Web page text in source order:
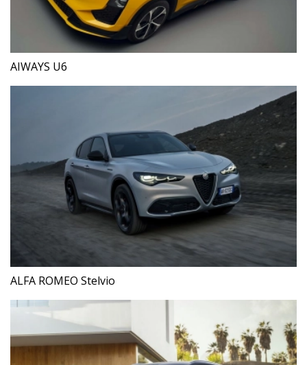
AIWAYS U6
ALFA ROMEO Stelvio